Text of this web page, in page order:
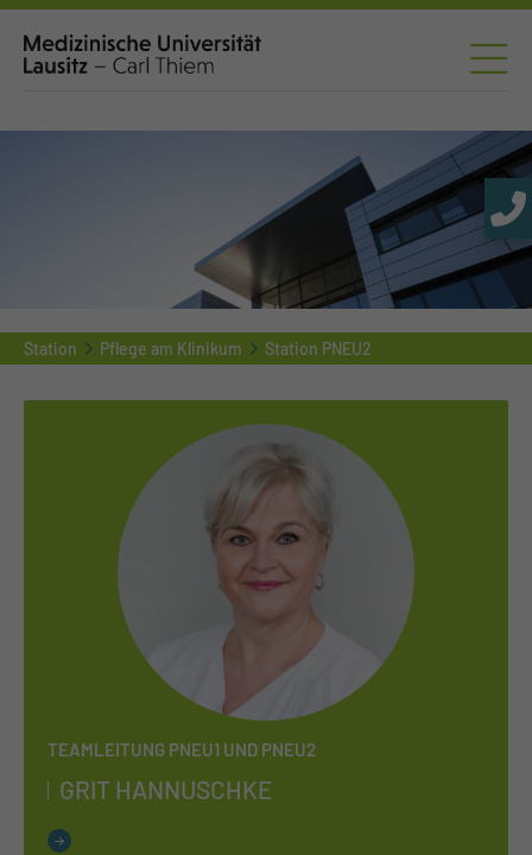
Station Pflege am Klinikum Station PNEU2
TEAMLEITUNG PNEU1 UND PNEU2
GRIT HAN­NUSCH­KE